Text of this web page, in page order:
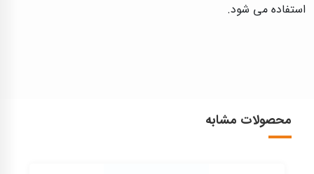
استفاده می‌ شود.
محصولات مشابه